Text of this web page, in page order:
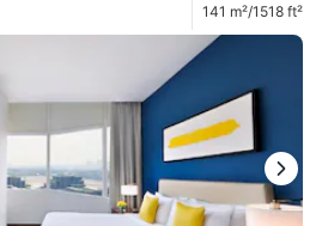
141 m²/1518 ft²